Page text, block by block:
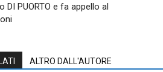
PUORTO e fa appello al
ALTRO DALL'AUTORE